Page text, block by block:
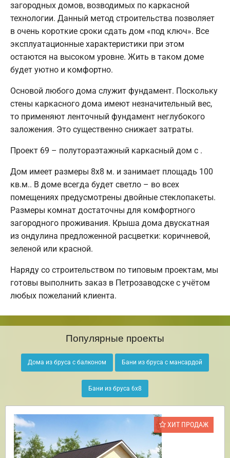
загородных домов, возводимых по каркасной
технологии. Данный метод строительства позволяет
в очень короткие сроки сдать дом «под ключ». Все
эксплуатационные характеристики при этом
остаются на высоком уровне. Жить в таком доме
будет уютно и комфортно.
Основой любого дома служит фундамент. Поскольку
стены каркасного дома имеют незначительный вес,
то применяют ленточный фундамент неглубокого
заложения. Это существенно снижает затраты.
Проект 69 – полутораэтажный каркасный дом с .
Дом имеет размеры 8х8 м. и занимает площадь 100
кв.м.. В доме всегда будет светло – во всех
помещениях предусмотрены двойные стеклопакеты.
Размеры комнат достаточны для комфортного
загородного проживания. Крыша дома двускатная
из ондулина предложенной расцветки: коричневой,
зеленой или красной.
Наряду со строительством по типовым проектам, мы
готовы выполнить заказ в Петрозаводске с учётом
любых пожеланий клиента.
Популярные проекты
Дома из бруса с балконом Бани из бруса с мансардой
Бани из бруса 6х8
ХИТ ПРОДАЖ